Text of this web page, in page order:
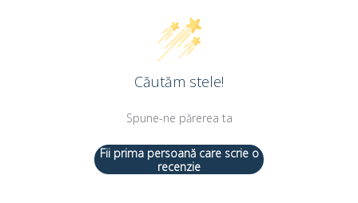
Căutăm stele!
Spune-ne părerea ta
Fii prima persoană care scrie o
recenzie